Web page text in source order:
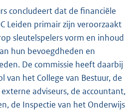
concludeert dat de financiële
Leiden primair zijn veroorzaakt
sleutelspelers vorm en inhoud
hun bevoegdheden en
De commissie heeft daarbij
van het College van Bestuur, de
externe adviseurs, de accountant,
de Inspectie van het Onderwijs